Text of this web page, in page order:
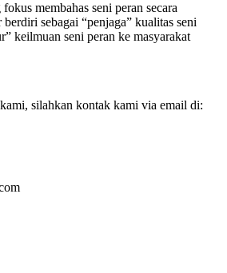
membahas seni peran secara
sebagai “penjaga” kualitas seni
keilmuan seni peran ke masyarakat
silahkan kontak kami via email di: